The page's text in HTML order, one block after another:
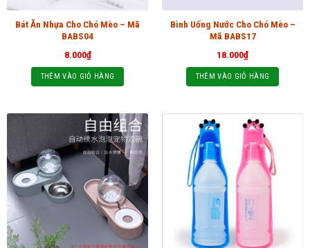
Bát Ăn Nhựa Cho Chó Mèo – Mã
BABS04
8.000₫
THÊM VÀO GIỎ HÀNG
Bình Uống Nước Cho Chó Mèo –
Mã BABS17
18.000₫
THÊM VÀO GIỎ HÀNG